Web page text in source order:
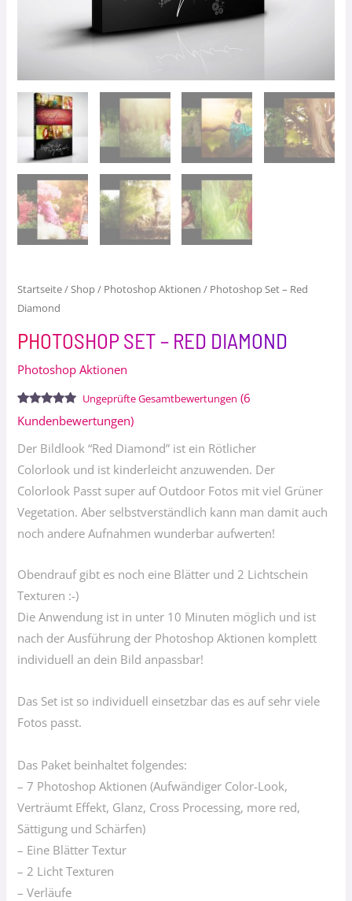
Startseite/Shop/ Photoshop Aktionen / Photoshop Set – Red
Diamond
PHOTOSHOP SET – RED DIAMOND
Photoshop Aktionen
Bewertet
mit4.83
basierend
6
Kundenbewertungen
Ungeprüfte Gesamtbewertungen (6
Kundenbewertungen)
Der Bildlook “Red Diamond” ist ein Rötlicher
Colorlook und ist kinderleicht anzuwenden. Der
Colorlook Passt super auf Outdoor Fotos mit viel Grüner
Vegetation. Aber selbstverständlich kann man damit auch
noch andere Aufnahmen wunderbar aufwerten!
Obendrauf gibt es noch eine Blätter und 2 Lichtschein
Texturen :-)
Die Anwendung ist in unter 10 Minuten möglich und ist
nach der Ausführung der Photoshop Aktionen komplett
individuell an dein Bild anpassbar!
Das Set ist so individuell einsetzbar das es auf sehr viele
Fotos passt.
Das Paket beinhaltet folgendes:
– 7 Photoshop Aktionen (Aufwändiger Color-Look,
Verträumt Effekt, Glanz, Cross Processing, more red,
Sättigung und Schärfen)
– Eine Blätter Textur
– 2 Licht Texturen
– Verläufe